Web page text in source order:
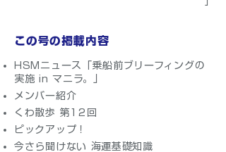
この号の掲載内容
HSMニュース「乗船前ブリーフィングの
実施 in マニラ。」
メンバー紹介
くわ散歩 第12回
ピックアップ！
今さら聞けない 海運基礎知識